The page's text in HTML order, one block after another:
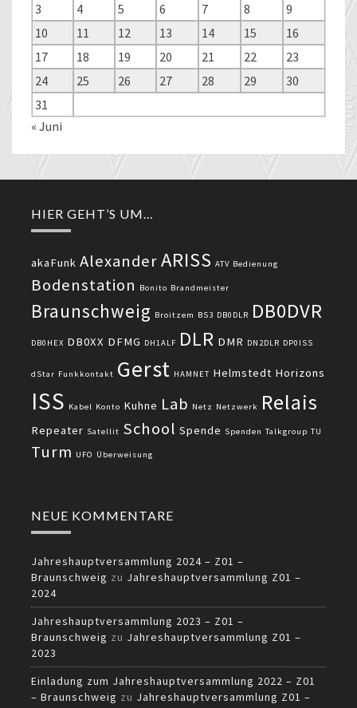
3
4 5 6 7 8
9
10
11 12 13 14 15
16
17
18 19 20 21 22
23
24
25 26 27 28 29
30
31
« Juni
HIER GEHT’S UM…
akaFunk AlexanderARISS ATV Bedienung
Bodenstation Bonito Brandmeister
Braunschweig Broitzem BS3 DB0DLR DB0DVR
DB0HEX DB0XX DFMG DH1ALF DLR DMR DN2DLR DP0ISS
dStar Funkkontakt Gerst HAMNET Helmstedt Horizons
ISS Kabel Konto Kuhne Lab Netz Netzwerk Relais
Repeater Satellit School Spende Spenden Talkgroup TU
Turm UFO Überweisung
NEUE KOMMENTARE
Jahreshauptversammlung 2024 – Z01 –
Braunschweig zu Jahreshauptversammlung Z01 –
2024
Jahreshauptversammlung 2023 – Z01 –
Braunschweig zu Jahreshauptversammlung Z01 –
2023
Einladung zum Jahreshauptversammlung 2022 – Z01
– Braunschweig zu Jahreshauptversammlung Z01 –